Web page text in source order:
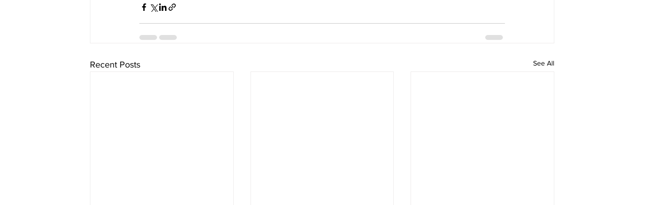
Recent Posts See All